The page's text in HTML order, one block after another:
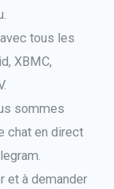
tous les
XBMC,
sommes
chat en direct
et à demander